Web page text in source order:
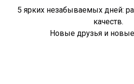
5 ярких незабываемых дней:
качеств.
Новые друзья и